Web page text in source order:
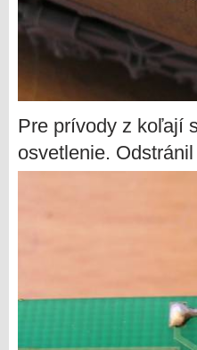
Pre prívody z koľají
osvetlenie.